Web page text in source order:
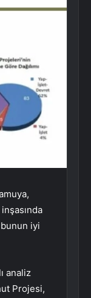
iyi
analiz
Projesi,